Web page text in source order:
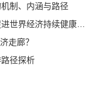
制、内涵与路径
走廊？
径探析